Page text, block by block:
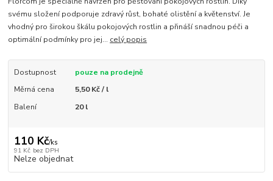
svému složení podporuje zdravý růst, bohaté olistění a květenství. Je
vhodný pro širokou škálu pokojových rostlin a přináší snadnou péči a
optimální podmínky pro jej... celý popis
Dostupnost
pouze na prodejně
Měrná cena
5,50 Kč / l
Balení
20 l
110 Kč/ks
91 Kč bez DPH
Nelze objednat